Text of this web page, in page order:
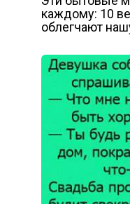
каждому: 10
облегчают